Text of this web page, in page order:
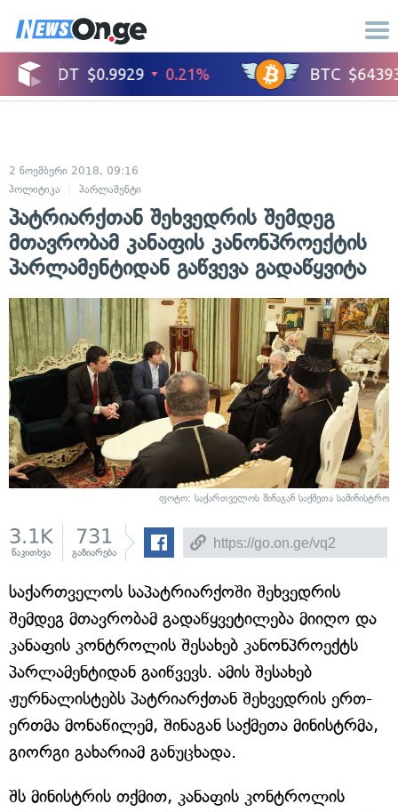
2 ნოემბერი 2018, 09:16
პოლიტიკა
პარლამენტი
პატრიარქთან შეხვედრის შემდეგ
მთავრობამ კანაფის კანონპროექტის
პარლამენტიდან გაწვევა გადაწყვიტა
ფოტო: საქართველოს შინაგან საქმეთა სამინისტრო
3.1K
წაკითხვა
731
გაზიარება
საქართველოს საპატრიარქოში შეხვედრის
შემდეგ მთავრობამ გადაწყვეტილება მიიღო და
კანაფის კონტროლის შესახებ კანონპროექტს
პარლამენტიდან გაიწვევს. ამის შესახებ
ჟურნალისტებს პატრიარქთან შეხვედრის ერთ-
ერთმა მონაწილემ, შინაგან საქმეთა მინისტრმა,
გიორგი გახარიამ განუცხადა.
შს მინისტრის თქმით, კანაფის კონტროლის